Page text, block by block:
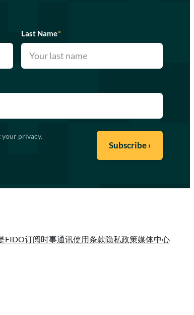
Last Name*
privacy.
FIDO订阅时事通讯使用条款隐私政策媒体中心